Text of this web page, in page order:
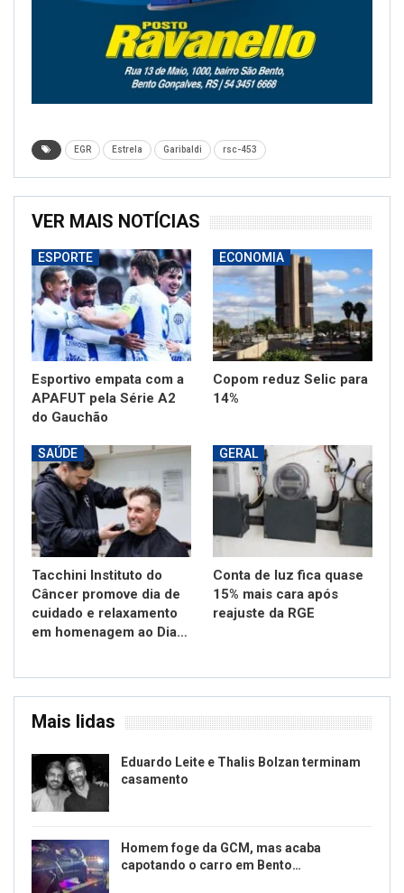
EGR Estrela Garibaldi rsc-453
VER MAIS NOTÍCIAS
ESPORTE
Esportivo empata com a
APAFUT pela Série A2
do Gauchão
ECONOMIA
Copom reduz Selic para
14%
SAÚDE
Tacchini Instituto do
Câncer promove dia de
cuidado e relaxamento
em homenagem ao Dia…
GERAL
Conta de luz fica quase
15% mais cara após
reajuste da RGE
Mais lidas
Eduardo Leite e Thalis Bolzan terminam
casamento
Homem foge da GCM, mas acaba
capotando o carro em Bento…